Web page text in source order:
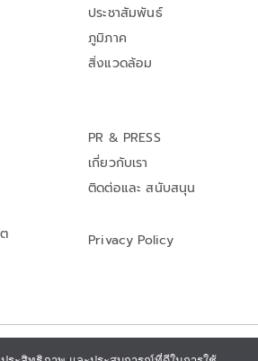
ประชาสัมพันธ์
ภูมิภาค
สิ่งแวดล้อม
PR & PRESS
เกี่ยวกับเรา
ติดต่อและ สนับสนุน
Privacy Policy